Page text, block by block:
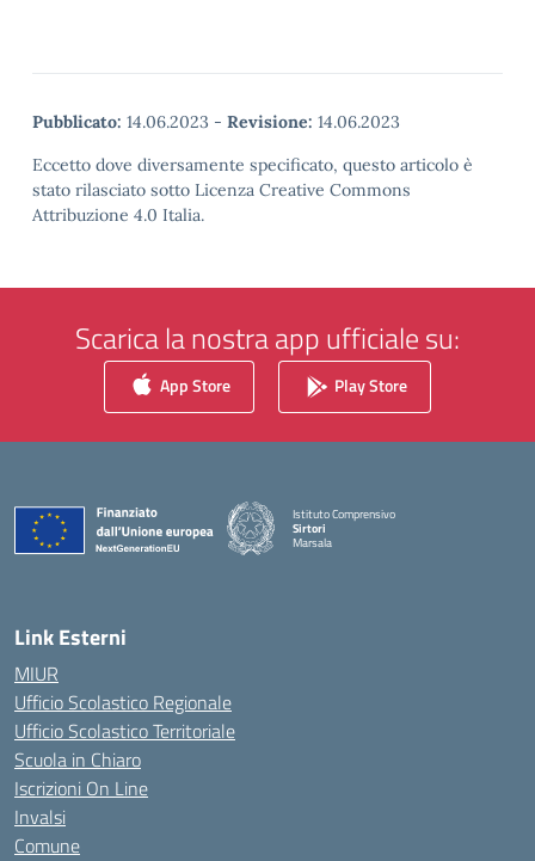
Pubblicato: 14.06.2023 - Revisione: 14.06.2023
Eccetto dove diversamente specificato, questo articolo è
stato rilasciato sotto Licenza Creative Commons
Attribuzione 4.0 Italia.
Scarica la nostra app ufficiale su:
App Store Play Store
Istituto Comprensivo
Sirtori
Marsala
Link Esterni
MIUR
Ufficio Scolastico Regionale
Ufficio Scolastico Territoriale
Scuola in Chiaro
Iscrizioni On Line
Invalsi
Comune